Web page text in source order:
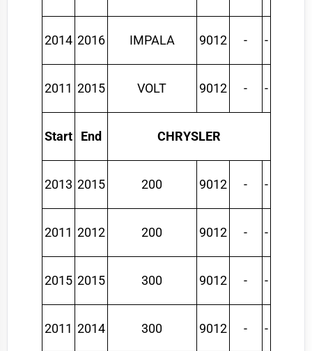
2014 2016 IMPALA 9012 - -
2011 2015 VOLT 9012 - -
Start End CHRYSLER
2013 2015 200 9012 - -
2011 2012 200 9012 - -
2015 2015 300 9012 - -
2011 2014 300 9012 - -